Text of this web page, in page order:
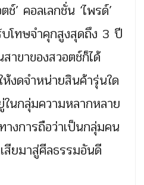
’ คอลเลกชั่น ‘ไพรด์’
โทษจำคุกสูงสุดถึง 3 ปี
าขาของสวอตช์ก็ได้
งดจำหน่ายสินค้ารุ่นใด
นกลุ่มความหลากหลาย
งการถือว่าเป็นกลุ่มคน
สียมาสู่ศีลธรรมอันดี